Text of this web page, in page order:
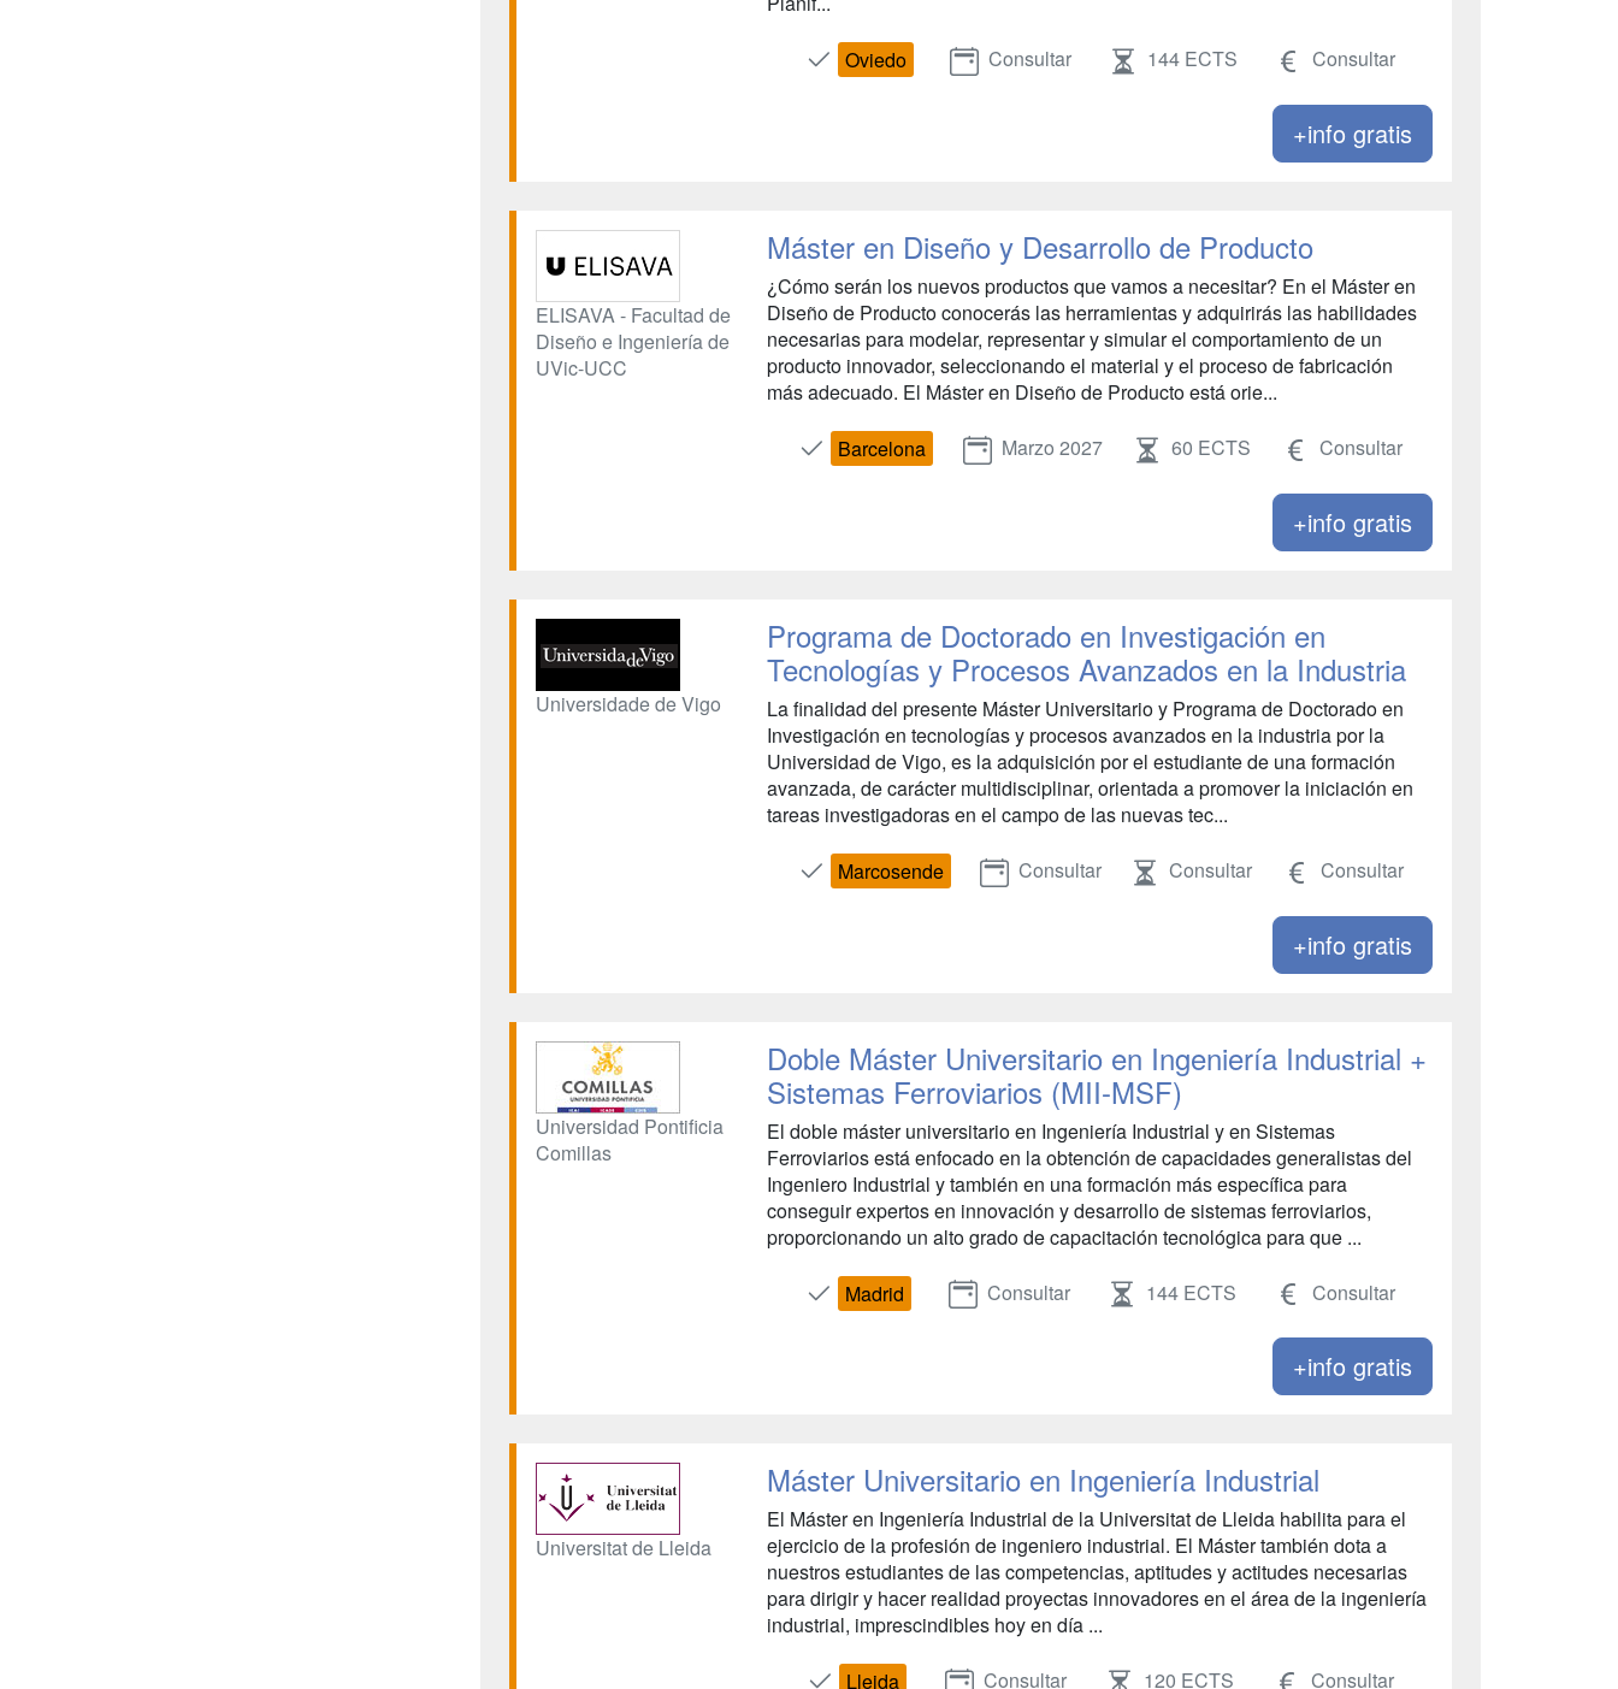
Oviedo Consultar 144 ECTS Consultar
+info gratis
ELISAVA - Facultad de
Diseño e Ingeniería de
UVic-UCC
Máster en Diseño y Desarrollo de Producto
¿Cómo serán los nuevos productos que vamos a necesitar? En el Máster en
Diseño de Producto conocerás las herramientas y adquirirás las habilidades
necesarias para modelar, representar y simular el comportamiento de un
producto innovador, seleccionando el material y el proceso de fabricación
más adecuado. El Máster en Diseño de Producto está orie...
Barcelona Marzo 2027 60 ECTS Consultar
+info gratis
Universidade de Vigo
Programa de Doctorado en Investigación en
Tecnologías y Procesos Avanzados en la Industria
La finalidad del presente Máster Universitario y Programa de Doctorado en
Investigación en tecnologías y procesos avanzados en la industria por la
Universidad de Vigo, es la adquisición por el estudiante de una formación
avanzada, de carácter multidisciplinar, orientada a promover la iniciación en
tareas investigadoras en el campo de las nuevas tec...
Marcosende Consultar Consultar Consultar
+info gratis
Universidad Pontificia
Comillas
Doble Máster Universitario en Ingeniería Industrial +
Sistemas Ferroviarios (MII-MSF)
El doble máster universitario en Ingeniería Industrial y en Sistemas
Ferroviarios está enfocado en la obtención de capacidades generalistas del
Ingeniero Industrial y también en una formación más específica para
conseguir expertos en innovación y desarrollo de sistemas ferroviarios,
proporcionando un alto grado de capacitación tecnológica para que ...
Madrid Consultar 144 ECTS Consultar
+info gratis
Universitat de Lleida
Máster Universitario en Ingeniería Industrial
El Máster en Ingeniería Industrial de la Universitat de Lleida habilita para el
ejercicio de la profesión de ingeniero industrial. El Máster también dota a
nuestros estudiantes de las competencias, aptitudes y actitudes necesarias
para dirigir y hacer realidad proyectas innovadores en el área de la ingeniería
industrial, imprescindibles hoy en día ...
Lleida Consultar 120 ECTS Consultar